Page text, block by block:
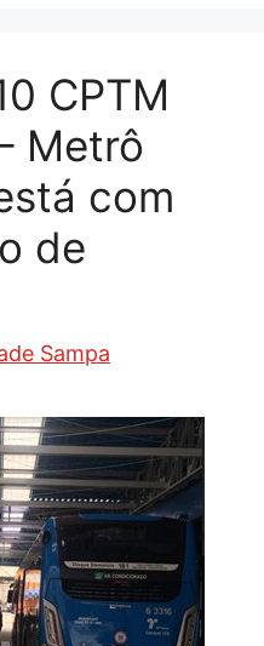
CPTM
Metrô
com
de
Sampa